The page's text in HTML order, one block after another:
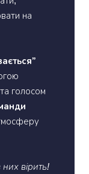
на
голосом
вірить!